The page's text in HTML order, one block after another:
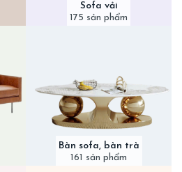
Sofa vải
175 sản phẩm
Bàn sofa, bàn trà
161 sản phẩm